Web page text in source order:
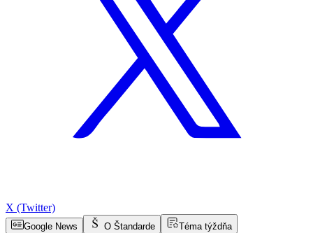
X (Twitter)
Google News O Štandarde
Téma týždňa